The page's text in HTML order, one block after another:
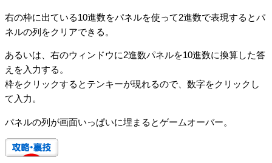
右の枠に出ている10進数をパネルを使って2進数で表現するとパ
ネルの列をクリアできる。
あるいは、右のウィンドウに2進数パネルを10進数に換算した答
えを入力する。
枠をクリックするとテンキーが現れるので、数字をクリックし
て入力。
パネルの列が画面いっぱいに埋まるとゲームオーバー。